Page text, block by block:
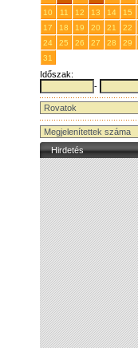
10
11 12 13 14 15
17
18 19 20 21 22
24
25 26 27 28 29
31
Időszak:
-
Hirdetés